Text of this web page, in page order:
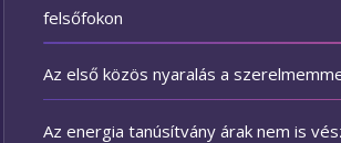
felsőfokon
Az első közös nyaralás a
Az energia tanúsítvány árak nem is